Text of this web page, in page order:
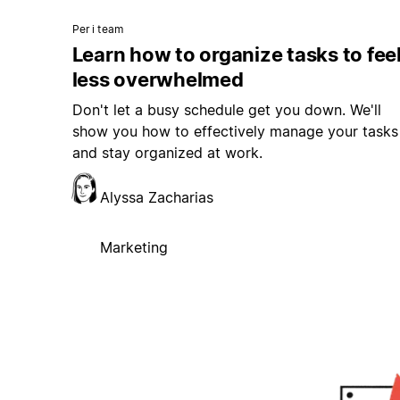
Per i team
Learn how to organize tasks to
less overwhelmed
Don't let a busy schedule get you down. We'll
show you how to effectively manage your tasks
and stay organized at work.
Alyssa Zacharias
Marketing